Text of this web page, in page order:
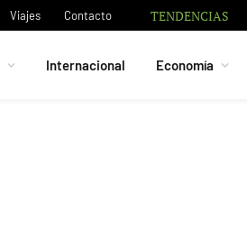
Viajes Contacto TENDENCIAS
Internacional Economía